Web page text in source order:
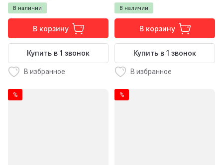
В наличии
В корзину
Купить в 1 звонок
В избранное
В наличии
В корзину
Купить в 1 звонок
В избранное
% %